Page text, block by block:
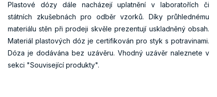
Plastové dózy dále nacházejí uplatnění v laboratořích či
státních zkušebnách pro odběr vzorků. Díky průhlednému
materiálu stěn při prodeji skvěle prezentují uskladněný obsah.
Materiál plastových dóz je certifikován pro styk s potravinami.
Dóza je dodávána bez uzávěru. Vhodný uzávěr naleznete v
sekci "Související produkty".